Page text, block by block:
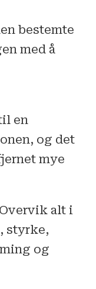
bestemte
med å
en
og det
mye
alt i
styrke,
og